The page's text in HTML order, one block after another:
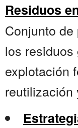
Residuos
Conjunto
los
explotación
reutilización